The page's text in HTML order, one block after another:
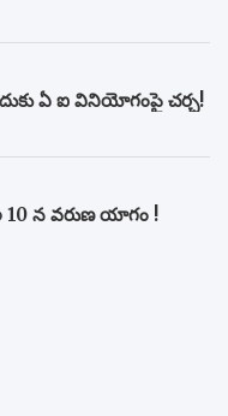
ఏ ఐ వినియోగంపై చర్చ!
10 న వరుణ యాగం !